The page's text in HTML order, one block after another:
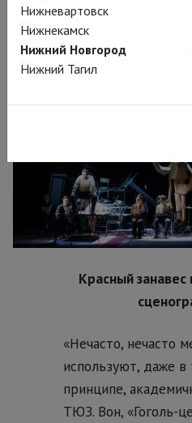
Красный
«Нечасто, нечасто
используют, даже в
принципе,
ТЮЗ. Вон, «Гоголь-
Нижневартовск
Нижнекамск
Нижний Новгород
Нижний Тагил